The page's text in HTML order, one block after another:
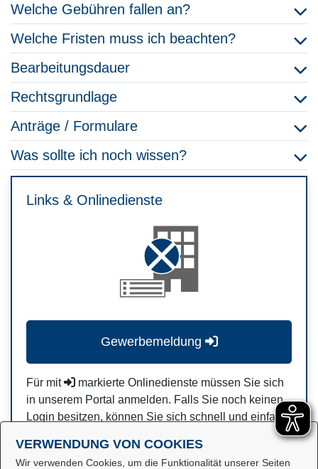
Welche Gebühren fallen an?
Welche Fristen muss ich beachten?
Bearbeitungsdauer
Rechtsgrundlage
Anträge / Formulare
Was sollte ich noch wissen?
Links & Onlinedienste
Gewerbemeldung
Für mit
markierte Onlinedienste müssen Sie sich
in unserem Portal anmelden. Falls Sie noch keinen
Login besitzen, können Sie sich schnell und einfach
VERWENDUNG VON COOKIES
Wir verwenden Cookies, um die Funktionalität unserer Seiten